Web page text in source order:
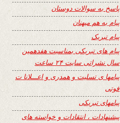
پاسخ به سوالات دوستان
پیام به هم میهنان
پیام تبریک
پیام های تبریکی بمناسبت هفدهمین
سال نشراتی سایت ۲۴ ساعت
پیامها ی تسلیت و همدری و اعـــلانا ت
فوتی
پیامهای تبریکی
پیشنهادات ، انتقادات و خواسته های